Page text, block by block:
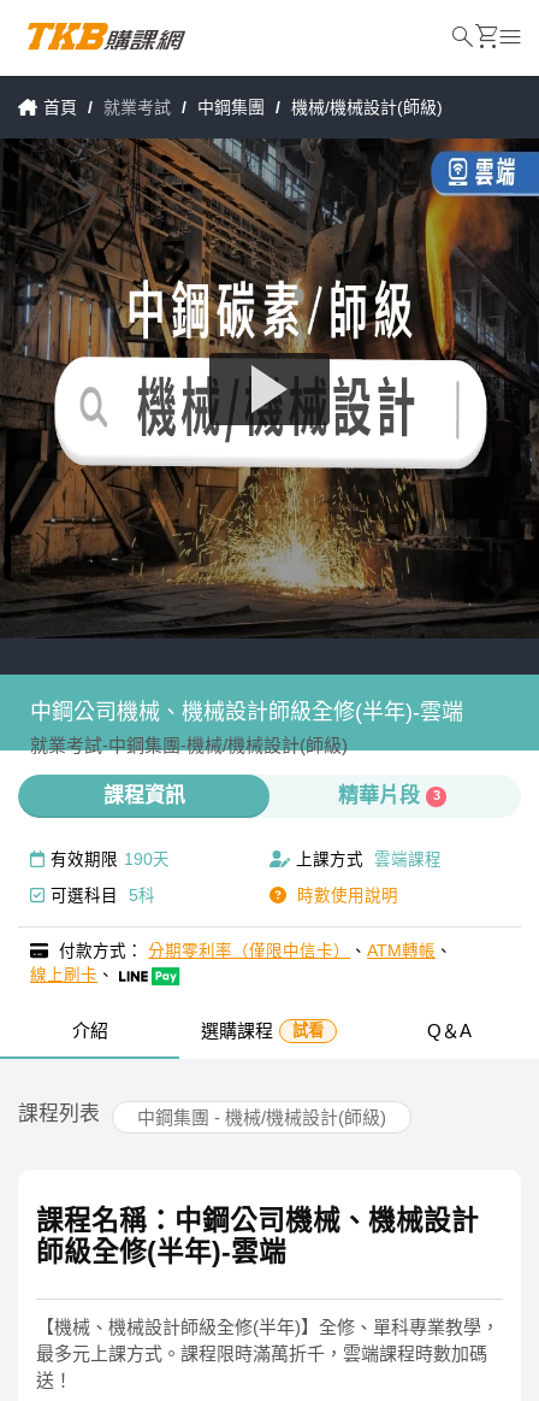
首頁 / 就業考試 / 中鋼集團 / 機械/機械設計(師級)
中鋼公司機械、機械設計師級全修(半年)-雲端
就業考試-中鋼集團-機械/機械設計(師級)
課程資訊 精華片段 3
有效期限 190天 上課方式
雲端課程
可選科目
5科 時數使用說明
付款方式：分期零利率（僅限中信卡） 、ATM轉帳 、
線上刷卡 、
介紹 選購課程 試看 Q＆A
課程列表 中鋼集團 - 機械/機械設計(師級)
課程名稱：中鋼公司機械、機械設計
師級全修(半年)-雲端
【機械、機械設計師級全修(半年)】全修、單科專業教學，
最多元上課方式。課程限時滿萬折千，雲端課程時數加碼
送！
searchshopping_cartmenu